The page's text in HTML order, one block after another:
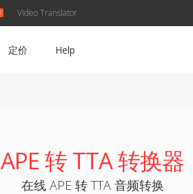
Video Translator
定价 Help
APE 转 TTA 转换器
在线 APE 转 TTA 音频转换